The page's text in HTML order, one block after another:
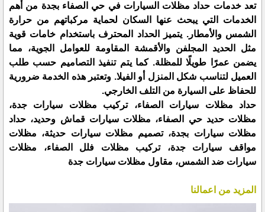
تعد خدمات حداد مظلات السيارات في حي الصفاء بجدة من أهم
الخدمات التي يبحث عنها السكان لحماية مركباتهم من حرارة
الشمس والأمطار. يتميز الحداد المحترف باستخدام خامات قوية
مثل الحديد المجلفن والأقمشة المقاومة للعوامل الجوية، مما
يضمن عمرًا طويلًا للمظلة. كما يتم تنفيذ التصاميم حسب طلب
العميل لتناسب شكل المنزل أو الفيلا. وتعتبر هذه الخدمة ضرورية
للحفاظ على السيارة من التلف الخارجي.
حداد مظلات سيارات الصفاء، تركيب مظلات سيارات جدة،
مظلات حديد حي الصفاء، مظلات سيارات قماش وحديد، حداد
مظلات سيارات بجدة، تصميم مظلات سيارات حديثة، مظلات
مواقف سيارات جدة، تركيب مظلات فلل الصفاء، مظلات
سيارات ضد الشمس، مقاول مظلات سيارات جدة
المزيد من اعمالنا